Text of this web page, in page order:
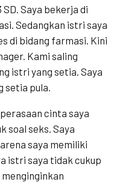
Saya bekerja di
Sedangkan istri saya
di bidang farmasi. Kini
Kami saling
istri yang setia. Saya
setia pula.
cinta saya
soal seks. Saya
saya memiliki
istri saya tidak cukup